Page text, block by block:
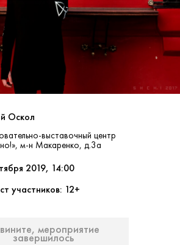
Оскол
выставочный центр
м-н Макаренко, д.3а
2019, 14:00
участников: 12+
мероприятие
завершилось